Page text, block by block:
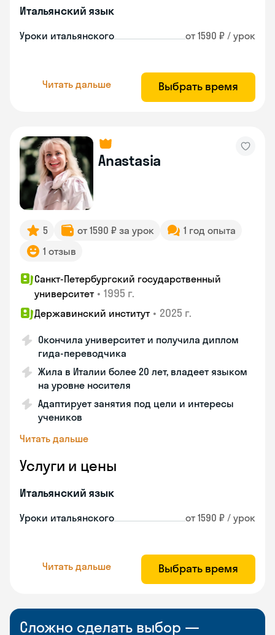
Итальянский язык
Уроки итальянского от 1590 ₽ / урок
Читать дальше Выбрать время
Anastasia
5 от 1590 ₽ за урок
1 год опыта
1 отзыв
Санкт-Петербургский государственный
университет • 1995 г.
Державинский институт • 2025 г.
Окончила университет и получила диплом
гида-переводчика
Жила в Италии более 20 лет, владеет языком
на уровне носителя
Адаптирует занятия под цели и интересы
учеников
Читать дальше
Услуги и цены
Итальянский язык
Уроки итальянского от 1590 ₽ / урок
Читать дальше Выбрать время
Сложно сделать выбор —